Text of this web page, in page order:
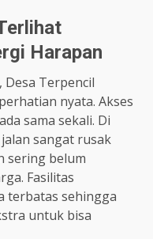
Harapan
Terpencil
nyata. Akses
sama sekali. Di
sangat rusak
sering belum
Fasilitas
terbatas sehingga
untuk bisa